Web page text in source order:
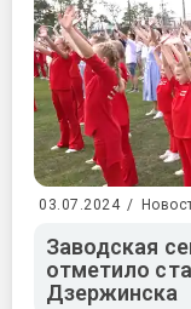
03.07.2024 /
Заводская
отметило
Дзержинска